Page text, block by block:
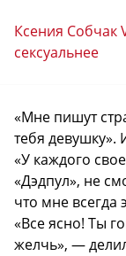
Ксения Собчак
сексуальнее
«Мне пишут
тебя девушку».
«У каждого
«Дэдпул», не
что мне
«Все ясно! Ты
желчь», —